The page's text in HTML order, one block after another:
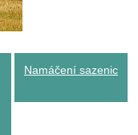
Namáčení sazenic